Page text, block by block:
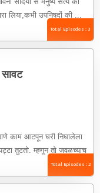
लिया,कभी उपनिषदों की ...
Total Episodes : 3
काम आटपून घरी निघालेला
तुटतो. म्हणून तो जवळच्याच
Total Episodes : 2